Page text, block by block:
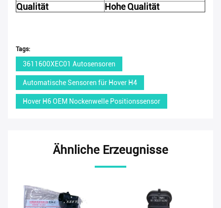
Qualität
Hohe Qualität
Tags:
3611600XEC01 Autosensoren
Automatische Sensoren für Hover H4
Hover H6 OEM Nockenwelle Positionssensor
Ähnliche Erzeugnisse